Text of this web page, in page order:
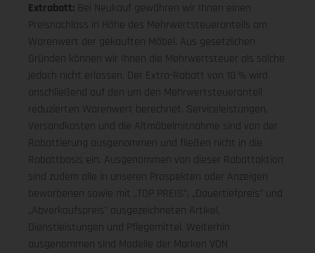
Extrabatt: Bei Neukauf gewähren wir Ihnen einen
Preisnachlass in Höhe des Mehrwertsteueranteils am
Warenwert der gekauften Möbel. Aus gesetzlichen
Gründen können wir Ihnen die Mehrwertsteuer als solche
jedoch nicht erlassen. Der Extra-Rabatt von 10 % wird
anschließend auf den um den Mehrwertsteueranteil
reduzierten Warenwert berechnet. Serviceleistungen,
Versandkosten und die Altmöbelmitnahme sind von der
Rabattierung ausgenommen und fließen nicht in die
Rabattbasis ein. Ausgenommen von dieser Rabattaktion
sind zudem alle in unseren Prospekten oder Anzeigen
beworbenen sowie mit „TOP PREIS", „Dauertiefpreis" und
„Abverkaufspreis" ausgezeichneten Artikel,
Dienstleistungen und Pflegemittel. Weiterhin
ausgenommen sind Modelle der Marken VON